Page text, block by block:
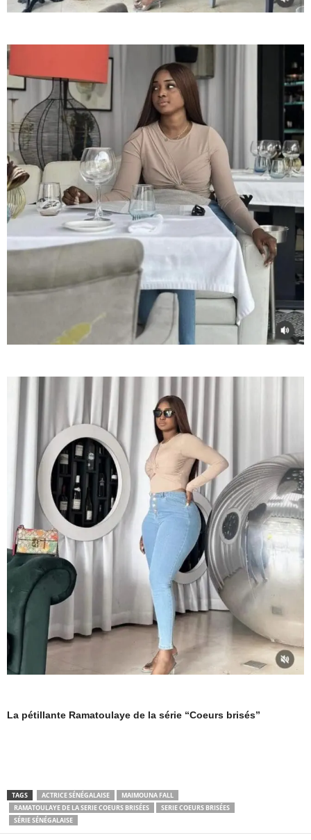
La pétillante Ramatoulaye de la série “Coeurs brisés”
TAGS ACTRICE SÉNÉGALAISE
MAIMOUNA FALL
RAMATOULAYE DE LA SERIE COEURS BRISÉES
SERIE COEURS BRISÉES
SÉRIE SÉNÉGALAISE